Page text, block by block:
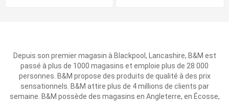
Depuis son premier magasin à Blackpool, Lancashire, B&M est
passé à plus de 1000 magasins et emploie plus de 28 000
personnes. B&M propose des produits de qualité à des prix
sensationnels. B&M attire plus de 4 millions de clients par
semaine. B&M possède des magasins en Angleterre, en Écosse,